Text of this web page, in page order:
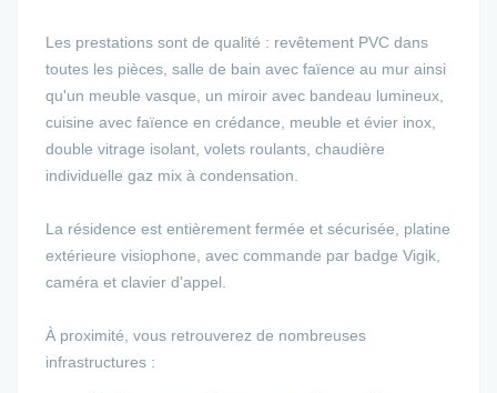
Les prestations sont de qualité : revêtement PVC dans
toutes les pièces, salle de bain avec faïence au mur ainsi
qu'un meuble vasque, un miroir avec bandeau lumineux,
cuisine avec faïence en crédance, meuble et évier inox,
double vitrage isolant, volets roulants, chaudière
individuelle gaz mix à condensation.
La résidence est entièrement fermée et sécurisée, platine
extérieure visiophone, avec commande par badge Vigik,
caméra et clavier d'appel.
À proximité, vous retrouverez de nombreuses
infrastructures :